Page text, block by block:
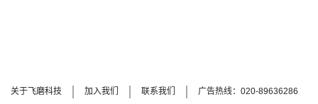
关于飞磨科技 加入我们 联系我们 广告热线：020-89636286